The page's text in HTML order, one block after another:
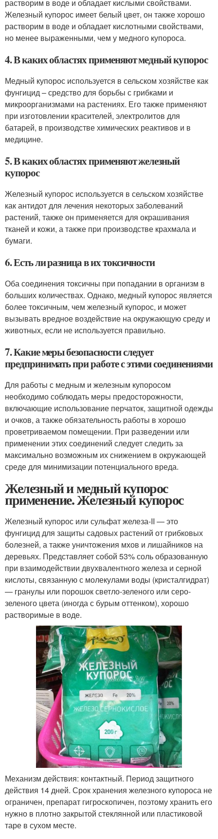
растворим в воде и обладает кислыми свойствами.
Железный купорос имеет белый цвет, он также хорошо
растворим в воде и обладает кислотными свойствами,
но менее выраженными, чем у медного купороса.
4. В каких областях применяют медный купорос
Медный купорос используется в сельском хозяйстве как
фунгицид – средство для борьбы с грибками и
микроорганизмами на растениях. Его также применяют
при изготовлении красителей, электролитов для
батарей, в производстве химических реактивов и в
медицине.
5. В каких областях применяют железный
купорос
Железный купорос используется в сельском хозяйстве
как антидот для лечения некоторых заболеваний
растений, также он применяется для окрашивания
тканей и кожи, а также при производстве крахмала и
бумаги.
6. Есть ли разница в их токсичности
Оба соединения токсичны при попадании в организм в
больших количествах. Однако, медный купорос является
более токсичным, чем железный купорос, и может
вызывать вредное воздействие на окружающую среду и
животных, если не используется правильно.
7. Какие меры безопасности следует
предпринимать при работе с этими соединениями
Для работы с медным и железным купоросом
необходимо соблюдать меры предосторожности,
включающие использование перчаток, защитной одежды
и очков, а также обязательность работы в хорошо
проветриваемом помещении. При разведении или
применении этих соединений следует следить за
максимально возможным их снижением в окружающей
среде для минимизации потенциального вреда.
Железный и медный купорос
применение. Железный купорос
Железный купорос или сульфат железа-II — это
фунгицид для защиты садовых растений от грибковых
болезней, а также уничтожения мхов и лишайников на
деревьях. Представляет собой 53% соль образованную
при взаимодействии двухвалентного железа и серной
кислоты, связанную с молекулами воды (кристалгидрат)
— гранулы или порошок светло-зеленого или серо-
зеленого цвета (иногда с бурым оттенком), хорошо
растворимые в воде.
Механизм действия: контактный. Период защитного
действия 14 дней. Срок хранения железного купороса не
ограничен, препарат гигроскопичен, поэтому хранить его
нужно в плотно закрытой стеклянной или пластиковой
таре в сухом месте.